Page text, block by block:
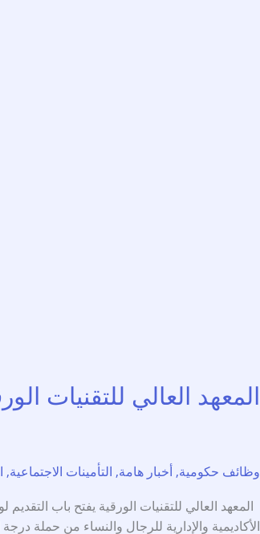
المعهد العالي للتقنيات
وظائف حكومية, أخبار هامة, التأمينات الاجتماعية,
الأكاديمية والإدارية للرجال والنساء من حملة